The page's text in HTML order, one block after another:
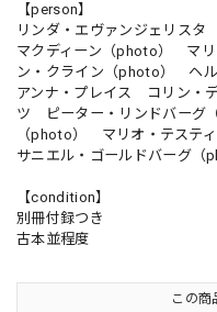
【person】
リンダ・エヴァンジェリス
マクディーン（photo） マ
ン・クライン（photo） ヘ
アンナ・プレイス コリン・
ツ ピーター・リンドバーグ
（photo） マリオ・テステ
サニエル・ゴールドバーグ
【condition】
別冊付録つき
古本並程度
この商